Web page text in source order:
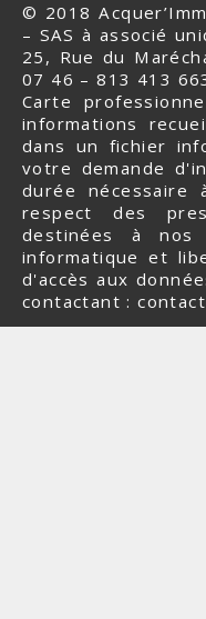
© 2018
– SAS à associé
25, Rue du
07 46 – 813 413
Carte
informations
dans un fichier
votre demande
durée
respect des
destinées à nos
informatique et
d'accès aux
contactant :